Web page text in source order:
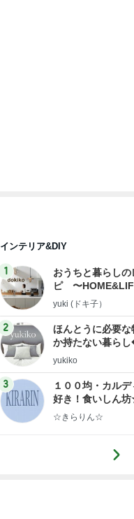
インテリア&DIY
1
おうちと暮らしの
ピ 〜
yuki (ドキ子）
2
ほんとうに必要な
か持たない暮ら
ep Life Simple◆
yukiko
3
１００均・カルデ
好き！食いしん
らりん☆のブログ
☆きらりん☆